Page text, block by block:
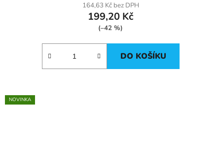
164,63 Kč bez DPH
199,20 Kč
(–42 %)
DO KOŠÍKU
NOVINKA